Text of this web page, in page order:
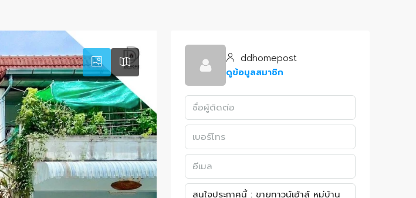
ddhomepost
ดูข้อมูลสมาชิก